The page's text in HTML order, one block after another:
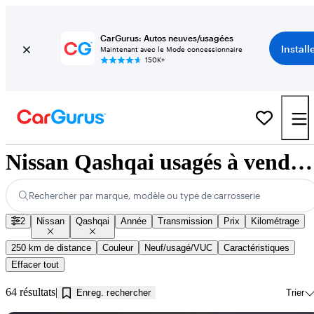
CarGurus: Autos neuves/usagées
Maintenant avec le Mode concessionnaire
150K+
Nissan Qashqai usagés à vendre près de Kamloops, BC
Rechercher par marque, modèle ou type de carrosserie
2 Nissan Qashqai Année Transmission Prix Kilométrage
250 km de distance Couleur Neuf/usagé/VUC
Caractéristiques
Effacer tout
64 résultats Enreg. rechercher Trier